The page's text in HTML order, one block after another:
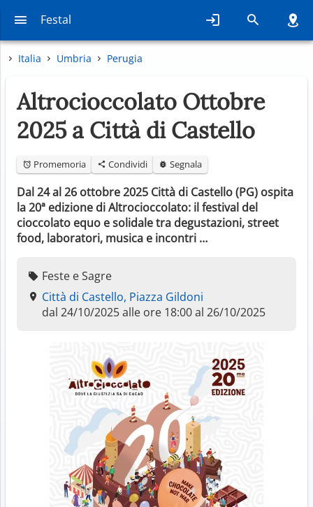
Festal
Italia Umbria Perugia
Altrocioccolato Ottobre
2025 a Città di Castello
Promemoria Condividi Segnala
Dal 24 al 26 ottobre 2025 Città di Castello (PG) ospita
la 20ª edizione di Altrocioccolato: il festival del
cioccolato equo e solidale tra degustazioni, street
food, laboratori, musica e incontri …
Feste e Sagre
Città di Castello, Piazza Gildoni
dal 24/10/2025 alle ore 18:00 al 26/10/2025